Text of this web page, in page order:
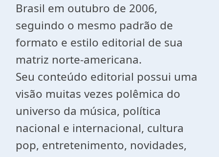
Brasil em outubro de 2006,
seguindo o mesmo padrão de
formato e estilo editorial de sua
matriz norte-americana.
Seu conteúdo editorial possui uma
visão muitas vezes polêmica do
universo da música, política
nacional e internacional, cultura
pop, entretenimento, novidades,